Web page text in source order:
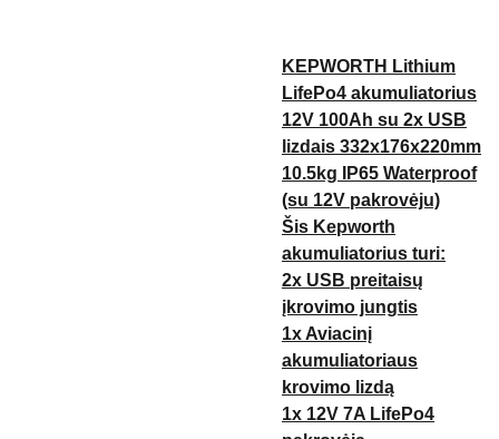
KEPWORTH Lithium
LifePo4 akumuliatorius
12V 100Ah su 2x USB
lizdais 332x176x220mm
10.5kg IP65 Waterproof
(su 12V pakrovėju)
Šis Kepworth
akumuliatorius turi:
2x USB preitaisų
įkrovimo jungtis
1x Aviacinį
akumuliatoriaus
krovimo lizdą
1x 12V 7A LifePo4